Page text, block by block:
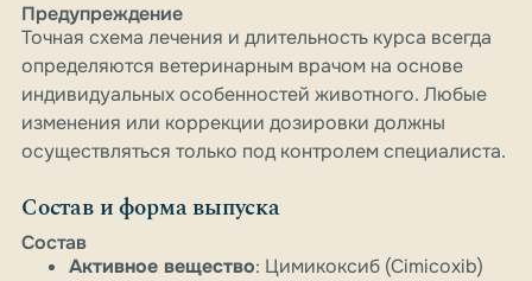
Предупреждение
Точная схема лечения и длительность курса всегда
определяются ветеринарным врачом на основе
индивидуальных особенностей животного. Любые
изменения или коррекции дозировки должны
осуществляться только под контролем специалиста.
Состав и форма выпуска
Состав
Активное вещество: Цимикоксиб (Cimicoxib)